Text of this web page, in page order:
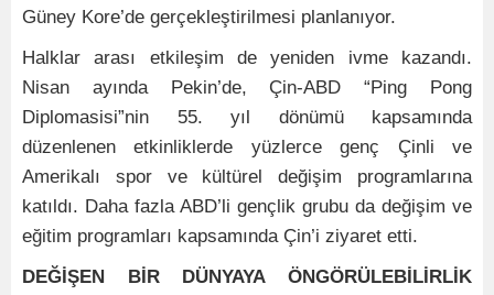
Güney Kore’de gerçekleştirilmesi planlanıyor.
Halklar arası etkileşim de yeniden ivme kazandı.
Nisan ayında Pekin’de, Çin-ABD “Ping Pong
Diplomasisi”nin 55. yıl dönümü kapsamında
düzenlenen etkinliklerde yüzlerce genç Çinli ve
Amerikalı spor ve kültürel değişim programlarına
katıldı. Daha fazla ABD’li gençlik grubu da değişim ve
eğitim programları kapsamında Çin’i ziyaret etti.
DEĞİŞEN BİR DÜNYAYA ÖNGÖRÜLEBİLİRLİK